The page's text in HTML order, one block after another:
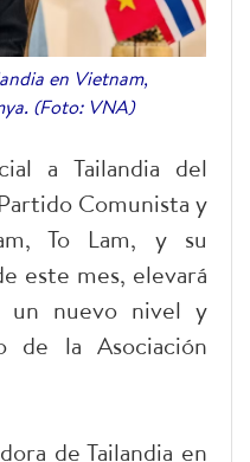
en Vietnam,
(Foto: VNA)
a Tailandia del
Comunista y
To Lam, y su
este mes, elevará
un nuevo nivel y
de la Asociación
de Tailandia en